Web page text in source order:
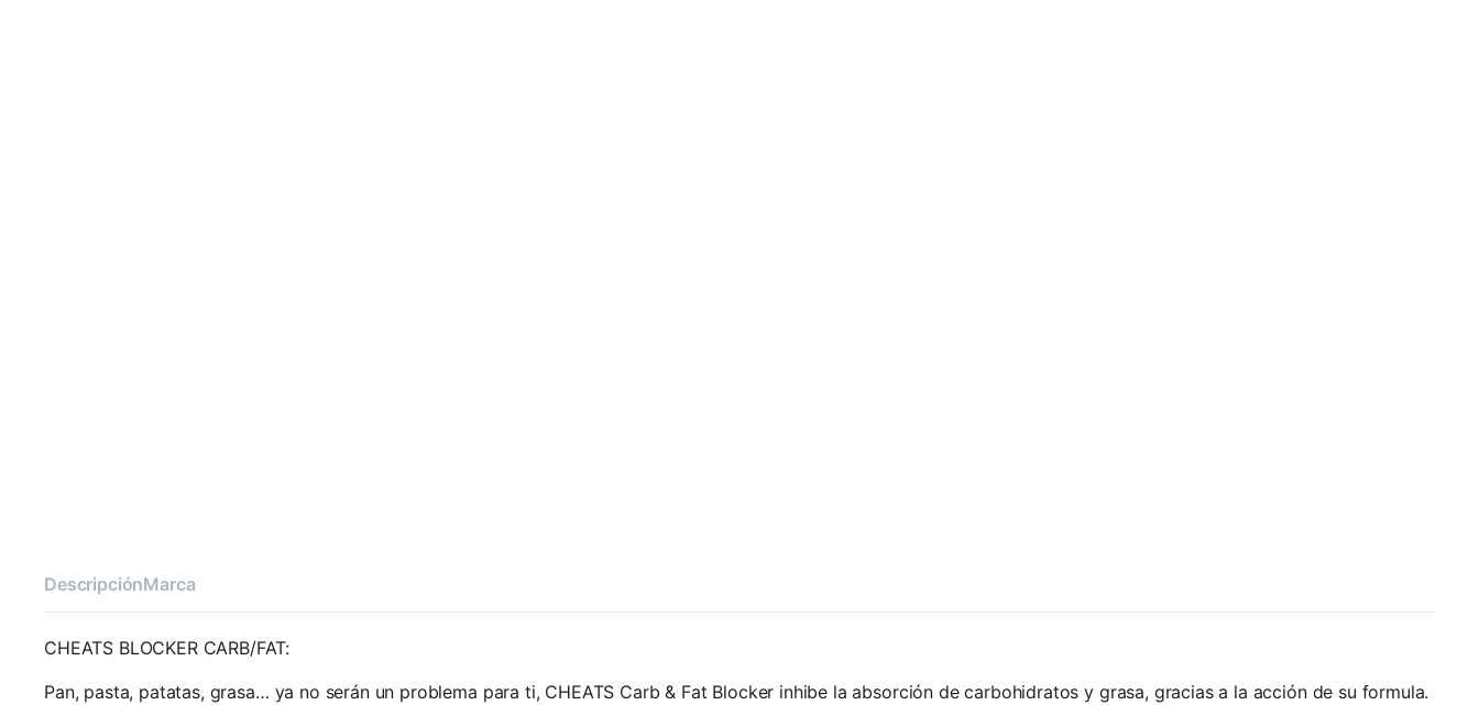
DescripciónMarca
CHEATS BLOCKER CARB/FAT:
Pan, pasta, patatas, grasa… ya no serán un problema para ti, CHEATS Carb & Fat Blocker inhibe la absorción de carbohidratos y grasa, gracias a la acción de su formula.